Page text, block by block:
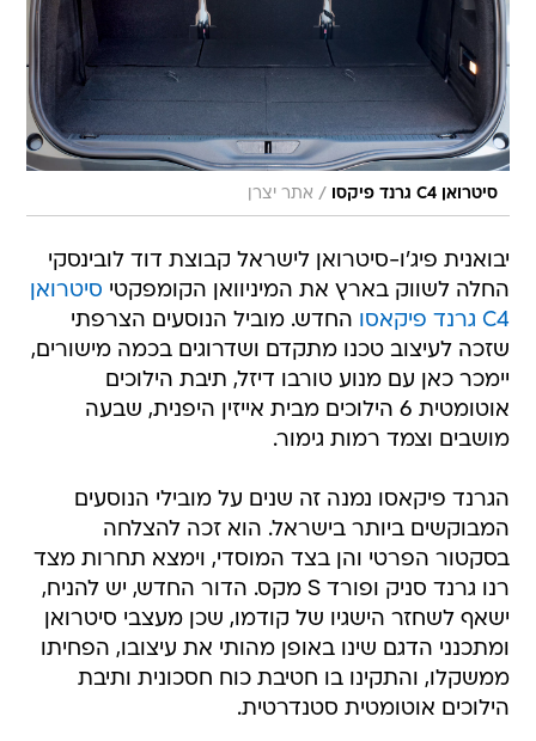
סיטרואן C4 גרנד פיקסו / אתר יצרן
יבואנית פיג'ו-סיטרואן לישראל קבוצת דוד לובינסקי
החלה לשווק בארץ את המיניוואן הקומפקטי סיטרואן
C4 גרנד פיקאסו
החדש. מוביל הנוסעים הצרפתי
שזכה לעיצוב טכנו מתקדם ושדרוגים בכמה מישורים,
יימכר כאן עם מנוע טורבו דיזל, תיבת הילוכים
אוטומטית 6 הילוכים מבית אייזין היפנית, שבעה
מושבים וצמד רמות גימור.
הגרנד פיקאסו נמנה זה שנים על מובילי הנוסעים
המבוקשים ביותר בישראל. הוא זכה להצלחה
בסקטור הפרטי והן בצד המוסדי, וימצא תחרות מצד
רנו גרנד סניק ופורד S מקס. הדור החדש, יש להניח,
ישאף לשחזר הישגיו של קודמו, שכן מעצבי סיטרואן
ומתכנני הדגם שינו באופן מהותי את עיצובו, הפחיתו
ממשקלו, והתקינו בו חטיבת כוח חסכונית ותיבת
הילוכים אוטומטית סטנדרטית.